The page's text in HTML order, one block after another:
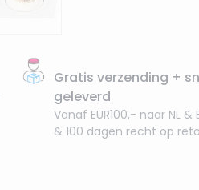
Gratis verzending +
geleverd
Vanaf EUR100,- naar NL &
& 100 dagen recht op